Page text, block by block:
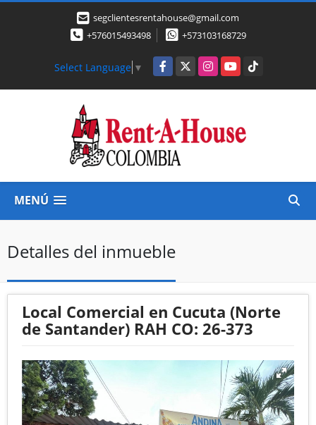
segclientesrentahouse@gmail.com
+576015493498
+573103168729
Select Language ▼ Facebook
X InstagramYouTubeTikTok
MENÚ
Detalles del inmueble
Local Comercial en Cucuta (Norte
de Santander) RAH CO: 26-373